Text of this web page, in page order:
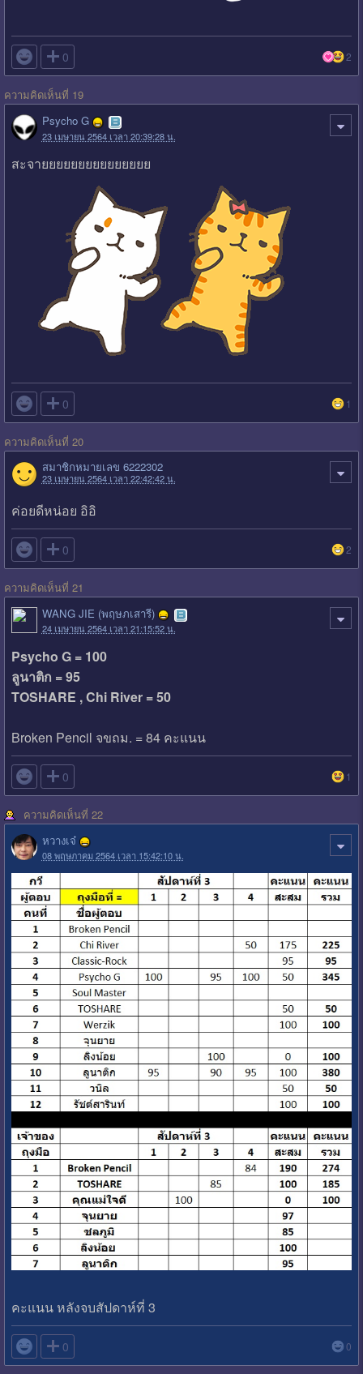
 0 2
ความคิดเห็นที่ 19
Psycho G
23 เมษายน 2564 เวลา 20:39:28 น.
สะจายยยยยยยยยยยยยยย
 0 1
ความคิดเห็นที่ 20
สมาชิกหมายเลข 6222302
23 เมษายน 2564 เวลา 22:42:42 น.
ค่อยดีหน่อย อิอิ
 0 2
ความคิดเห็นที่ 21
WANG JIE (พฤษภเสารี)
24 เมษายน 2564 เวลา 21:15:52 น.
Psycho G = 100
ลูนาติก = 95
TOSHARE , Chi River = 50
Broken Pencil จขถม. = 84 คะแนน
 0 1
ความคิดเห็นที่ 22
หวางเจ๋
08 พฤษภาคม 2564 เวลา 15:42:10 น.
คะแนน หลังจบสัปดาห์ที่ 3
 0 0